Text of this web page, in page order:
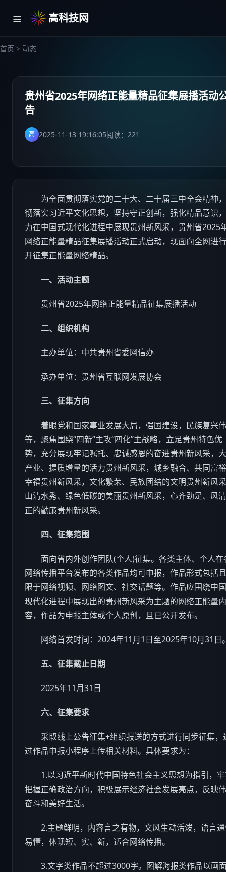
高科技网
首页 > 动态
贵州省2025年网络正能量精品征集展播活动
告
高 2025-11-13 19:16:05阅读： 221
为全面贯彻落实党的二十大、二十届三中全会精神
彻落实习近平文化思想，坚持守正创新，强化精品意识
力在中国式现代化进程中展现贵州新风采，贵州省2025
网络正能量精品征集展播活动正式启动，现面向全网进
开征集正能量网络精品。
一、活动主题
贵州省2025年网络正能量精品征集展播活动
二、组织机构
主办单位：中共贵州省委网信办
承办单位：贵州省互联网发展协会
三、征集方向
着眼党和国家事业发展大局，强国建设，民族复兴
等，聚焦围绕“四新”主攻“四化”主战略，立足贵州特色优
势，充分展现牢记嘱托、忠诚感恩的奋进贵州新风采，
产业、提质增量的活力贵州新风采，城乡融合、共同富
幸福贵州新风采，文化繁荣、民族团结的文明贵州新风
山清水秀、绿色低碳的美丽贵州新风采，心齐劲足、风
正的勤廉贵州新风采。
四、征集范围
面向省内外创作团队(个人)征集。各类主体、个人在
网络传播平台发布的各类作品均可申报，作品形式包括
限于网络视频、网络图文、社交话题等。作品应围绕中
现代化进程中展现出的贵州新风采为主题的网络正能量内
容，作品为申报主体或个人原创，且已公开发布。
网络首发时间：2024年11月1日至2025年10月31日
五、征集截止日期
2025年11月31日
六、征集要求
采取线上公告征集+组织报送的方式进行同步征集，
过作品申报小程序上传相关材料。具体要求为：
1.以习近平新时代中国特色社会主义思想为指引，
把握正确政治方向，积极展示经济社会发展亮点，反映
奋斗和美好生活。
2.主题鲜明，内容言之有物，文风生动活泼，语言
易懂，体现短、实、新，适合网络传播。
3.文字类作品不超过3000字。图解海报类作品以画